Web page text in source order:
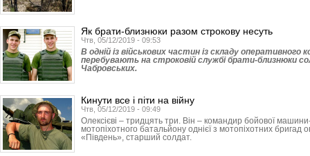
Як брати-близнюки разом строкову несуть
Чтв, 05/12/2019 - 09:53
В одній із військових частин із складу оперативного
перебувають на строковій службі брати-близнюки
Чабровських.
Кинути все і піти на війну
Чтв, 05/12/2019 - 09:49
Олексієві – тридцять три. Він – командир бойової
мотопіхотного батальйону однієї з мотопіхотних бригад
«Південь», старший солдат.